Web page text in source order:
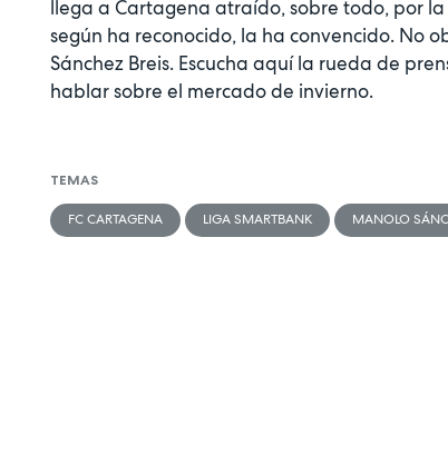
llega a Cartagena atraído, sobre todo, por
según ha reconocido, la ha convencido. No
Sánchez Breis. Escucha aquí la rueda de
hablar sobre el mercado de invierno.
TEMAS
FC CARTAGENA LIGA SMARTBANK MANOLO